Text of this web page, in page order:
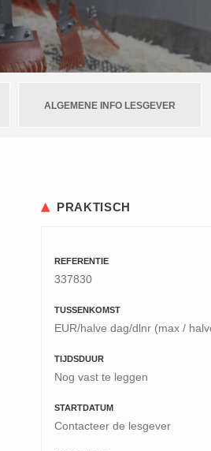
ALGEMENE INFO LESGEVER
PRAKTISCH
REFERENTIE
337830
TUSSENKOMST
EUR/halve dag/dlnr (max /
TIJDSDUUR
Nog vast te leggen
STARTDATUM
Contacteer de lesgever